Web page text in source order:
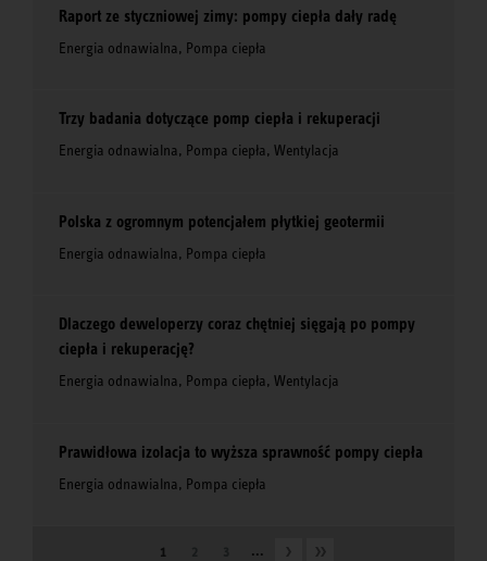
Raport ze styczniowej zimy: pompy ciepła dały radę
Energia odnawialna, Pompa ciepła
Trzy badania dotyczące pomp ciepła i rekuperacji
Energia odnawialna, Pompa ciepła, Wentylacja
Polska z ogromnym potencjałem płytkiej geotermii
Energia odnawialna, Pompa ciepła
Dlaczego deweloperzy coraz chętniej sięgają po pompy
ciepła i rekuperację?
Energia odnawialna, Pompa ciepła, Wentylacja
Prawidłowa izolacja to wyższa sprawność pompy ciepła
Energia odnawialna, Pompa ciepła
1 ...